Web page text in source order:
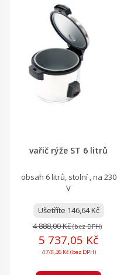
vařič rýže ST 6 litrů
obsah 6 litrů, stolní , na 230
V
Ušetříte 146,64 Kč
4 888,00 Kč(bez DPH)
5 737,05 Kč
4 741,36 Kč (bez DPH)